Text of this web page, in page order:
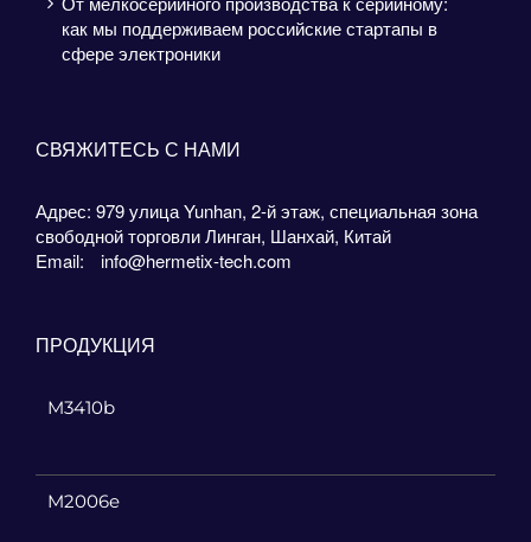
как мы поддерживаем российские стартапы в
сфере электроники
СВЯЖИТЕСЬ С НАМИ
Адрес: 979 улица Yunhan, 2-й этаж, специальная зона
свободной торговли Линган, Шанхай, Китай
Email:
info@hermetix-tech.com
ПРОДУКЦИЯ
M3410b
M2006e